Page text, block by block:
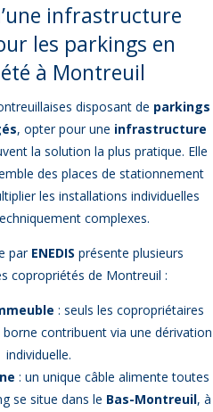
infrastructure
les parkings en
à Montreuil
disposant de parkings
, opter pour une infrastructure
la solution la plus pratique. Elle
des places de stationnement
les installations individuelles
complexes.
par ENEDIS présente plusieurs
copropriétés de Montreuil :
: seuls les copropriétaires
contribuent via une dérivation
individuelle.
: un unique câble alimente toutes
se situe dans le Bas-Montreuil, à